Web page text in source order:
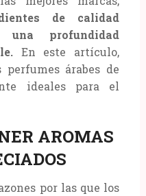
de calidad
profundidad
En este artículo,
árabes de
ideales para el
AROMAS
por las que los